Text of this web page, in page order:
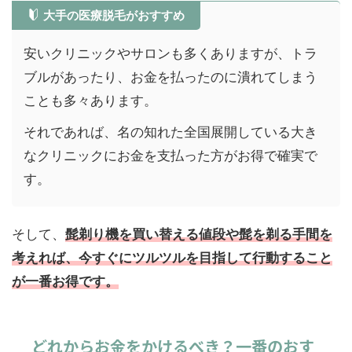
大手の医療脱毛がおすすめ
安いクリニックやサロンも多くありますが、トラ
ブルがあったり、お金を払ったのに潰れてしまう
ことも多々あります。
それであれば、名の知れた全国展開している大き
なクリニックにお金を支払った方がお得で確実で
す。
そして、 髭剃り機を買い替える値段や髭を剃る手間を
考えれば、今すぐにツルツルを目指して行動すること
が一番お得です。
どれからお金をかけるべき？一番のおす